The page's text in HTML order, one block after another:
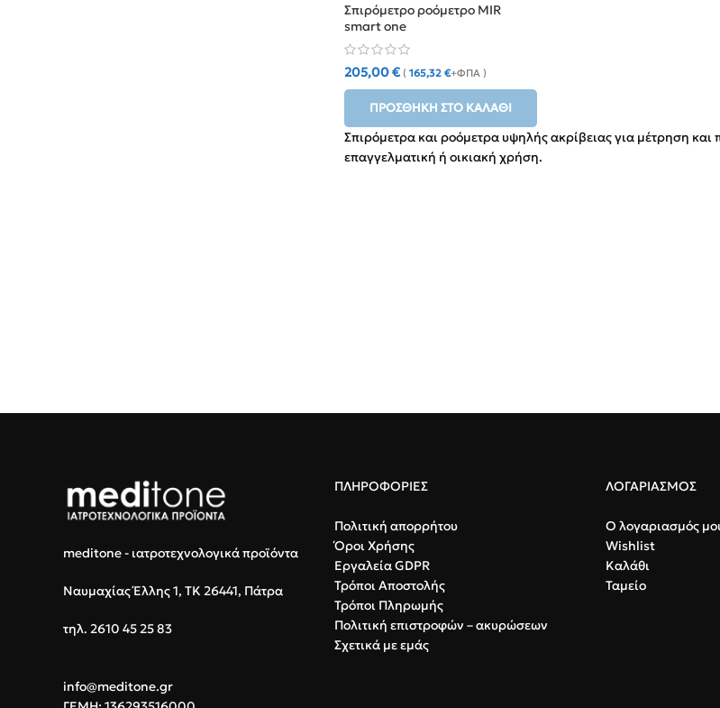
Σπιρόμετρο ροόμετρο MIR
smart one
205,00€ ( 165,32 €+ΦΠΑ )
ΠΡΟΣΘΉΚΗ ΣΤΟ ΚΑΛΆΘΙ
Σπιρόμετρα και ροόμετρα υψηλής ακρίβειας για μέτρηση και
επαγγελματική ή οικιακή χρήση.
meditone - ιατροτεχνολογικά προϊόντα
Ναυμαχίας Έλλης 1, ΤΚ 26441, Πάτρα
τηλ. 2610 45 25 83
info@meditone.gr
ΠΛΗΡΟΦΟΡΙΕΣ
Πολιτική απορρήτου
Όροι Χρήσης
Εργαλεία GDPR
Τρόποι Αποστολής
Τρόποι Πληρωμής
Πολιτική επιστροφών – ακυρώσεων
Σχετικά με εμάς
ΛΟΓΑΡΙΑΣΜΟΣ
Ο λογαριασμός
Wishlist
Καλάθι
Ταμείο